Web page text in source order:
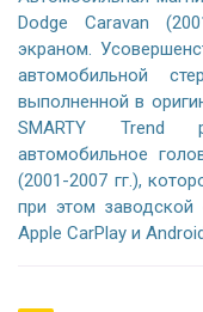
Dodge Caravan
экраном.
автомобильной
выполненной в
SMARTY Trend
автомобильное
(2001-2007 гг.),
при этом заводской
Apple CarPlay и